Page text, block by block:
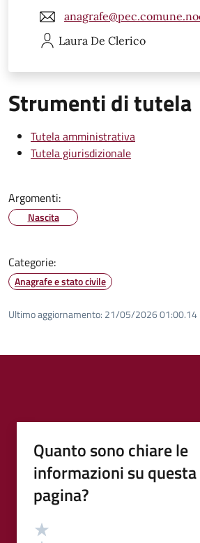
Laura De Clerico
Strumenti di tutela
Tutela amministrativa
Tutela giurisdizionale
Argomenti:
Nascita
Categorie:
Anagrafe e stato civile
Ultimo aggiornamento: 21/05/2026 01:00.14
Quanto sono chiare le
informazioni su questa
pagina?
Valutazione